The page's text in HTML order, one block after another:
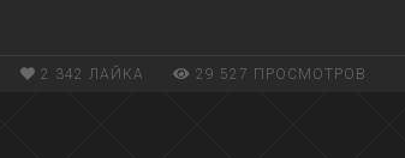
2 342 ЛАЙКА 29 527 ПРОСМОТРОВ